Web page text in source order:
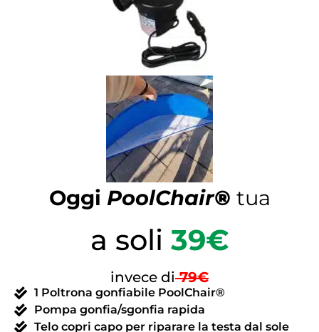
Oggi PoolChair® tua
a soli 39€
invece di79€
1 Poltrona gonfiabile PoolChair®
Pompa gonfia/sgonfia rapida
Telo copri capo per riparare la testa dal sole